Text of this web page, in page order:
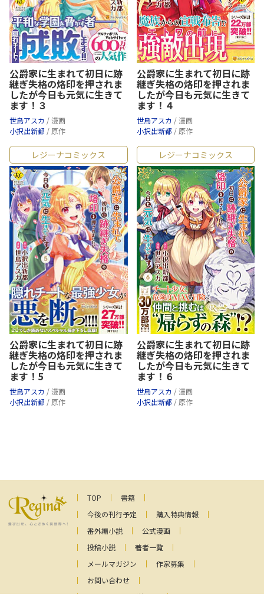
公爵家に生まれて初日に跡
継ぎ失格の烙印を押されま
したが今日も元気に生きて
ます！３
世鳥アスカ / 漫画
小択出新都 / 原作
公爵家に生まれて初日に跡
継ぎ失格の烙印を押されま
したが今日も元気に生きて
ます！４
世鳥アスカ / 漫画
小択出新都 / 原作
レジーナコミックス
公爵家に生まれて初日に跡
継ぎ失格の烙印を押されま
したが今日も元気に生きて
ます！5
世鳥アスカ / 漫画
小択出新都 / 原作
レジーナコミックス
公爵家に生まれて初日に跡
継ぎ失格の烙印を押されま
したが今日も元気に生きて
ます！６
世鳥アスカ / 漫画
小択出新都 / 原作
TOP
書籍
今後の刊行予定
購入特典情報
番外編小説
公式漫画
投稿小説
著者一覧
メールマガジン
作家募集
お問い合わせ
ファンレターの送り先